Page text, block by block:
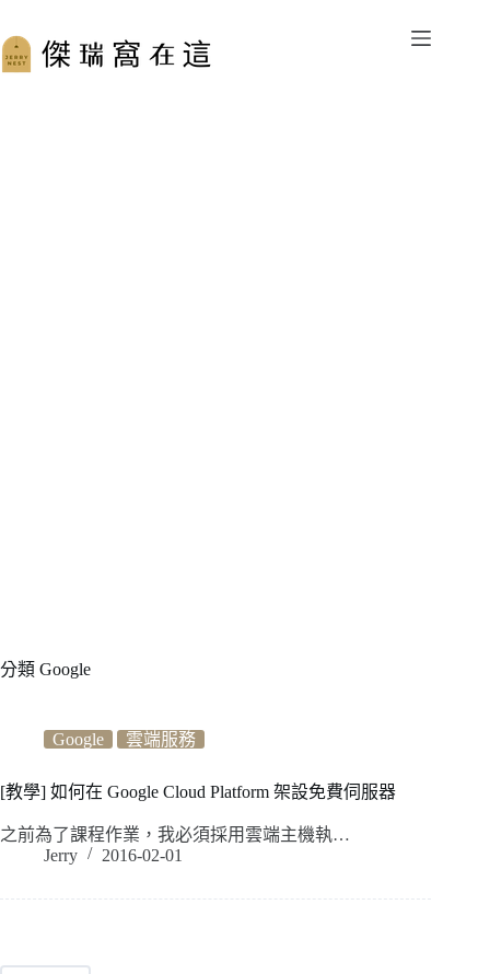
至
主
分類 Google
Google 雲端服務
[教學] 如何在 Google Cloud Platform 架設免費伺服器
之前為了課程作業，我必須採用雲端主機執…
Jerry
2016-02-01